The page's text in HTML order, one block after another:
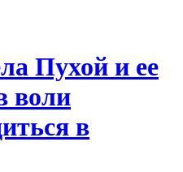
Пухой и ее
воли
в